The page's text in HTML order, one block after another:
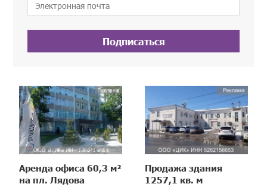
Подписаться
Аренда офиса 60,3 м²
на пл. Лядова
Продажа здания
1257,1 кв. м